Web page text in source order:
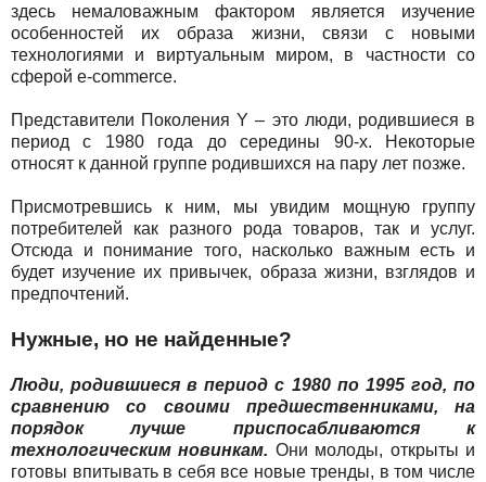
здесь немаловажным фактором является изучение
особенностей их образа жизни, связи с новыми
технологиями и виртуальным миром, в частности со
сферой e-commerce.
Представители Поколения Y – это люди, родившиеся в
период с 1980 года до середины 90-х. Некоторые
относят к данной группе родившихся на пару лет позже.
Присмотревшись к ним, мы увидим мощную группу
потребителей как разного рода товаров, так и услуг.
Отсюда и понимание того, насколько важным есть и
будет изучение их привычек, образа жизни, взглядов и
предпочтений.
Нужные, но не найденные?
Люди, родившиеся в период с 1980 по 1995 год, по
сравнению со своими предшественниками, на
порядок лучше приспосабливаются к
технологическим новинкам. Они молоды, открыты и
готовы впитывать в себя все новые тренды, в том числе